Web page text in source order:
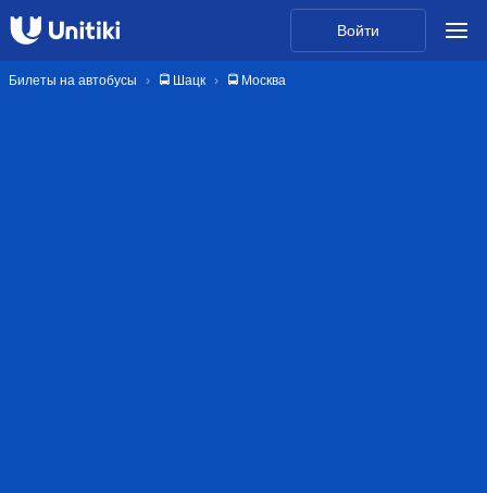
Войти
Билеты на автобусы 🚍 Шацк 🚍 Москва